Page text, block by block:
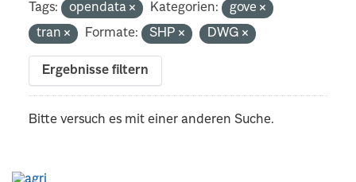
Tags: opendata Kategorien:
gove
tran
Formate: SHP DWG
Ergebnisse filtern
Bitte versuch es mit einer anderen Suche.